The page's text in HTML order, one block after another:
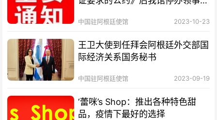
中国驻阿根廷使馆 2023-10-23
王卫大使到任拜会阿根廷外交部国
际经济关系国务秘书
中国驻阿根廷使馆 2023-09-19
‘蕾咪’s Shop：推出各种特色甜
品，疫情下最好的选择